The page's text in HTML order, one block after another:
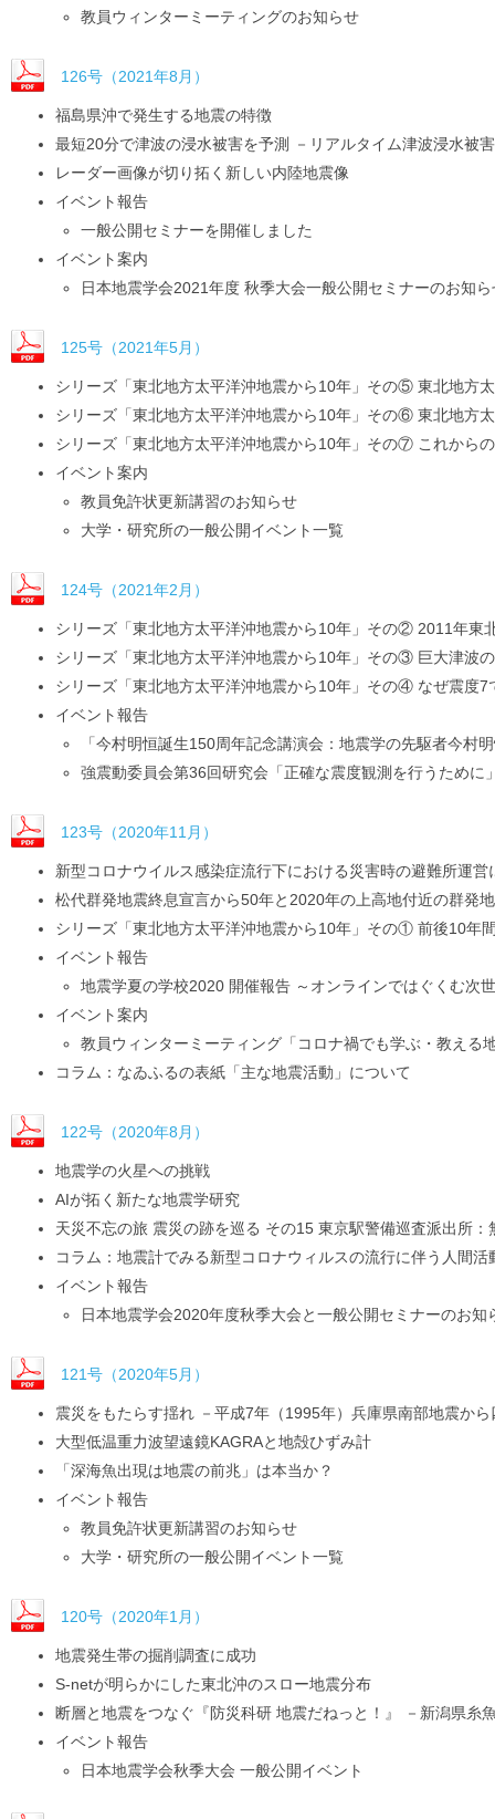
教員ウィンターミーティングのお知らせ
126号（2021年8月）
福島県沖で発生する地震の特徴
最短20分で津波の浸水被害を予測 －リアルタイム津波浸水被
レーダー画像が切り拓く新しい内陸地震像
イベント報告
一般公開セミナーを開催しました
イベント案内
日本地震学会2021年度 秋季大会一般公開セミナーのお知ら
125号（2021年5月）
シリーズ「東北地方太平洋沖地震から10年」その⑤ 東北地方
シリーズ「東北地方太平洋沖地震から10年」その⑥ 東北地方
シリーズ「東北地方太平洋沖地震から10年」その⑦ これから
イベント案内
教員免許状更新講習のお知らせ
大学・研究所の一般公開イベント一覧
124号（2021年2月）
シリーズ「東北地方太平洋沖地震から10年」その② 2011年東
シリーズ「東北地方太平洋沖地震から10年」その③ 巨大津波
シリーズ「東北地方太平洋沖地震から10年」その④ なぜ震度7
イベント報告
「今村明恒誕生150周年記念講演会：地震学の先駆者今村
強震動委員会第36回研究会「正確な震度観測を行うために
123号（2020年11月）
新型コロナウイルス感染症流行下における災害時の避難所運営
松代群発地震終息宣言から50年と2020年の上高地付近の群発
シリーズ「東北地方太平洋沖地震から10年」その① 前後10年
イベント報告
地震学夏の学校2020 開催報告 ～オンラインではぐくむ次
イベント案内
教員ウィンターミーティング「コロナ禍でも学ぶ・教える
コラム：なゐふるの表紙「主な地震活動」について
122号（2020年8月）
地震学の火星への挑戦
AIが拓く新たな地震学研究
天災不忘の旅 震災の跡を巡る その15 東京駅警備巡査派出所
コラム：地震計でみる新型コロナウィルスの流行に伴う人間活
イベント報告
日本地震学会2020年度秋季大会と一般公開セミナーのお知
121号（2020年5月）
震災をもたらす揺れ －平成7年（1995年）兵庫県南部地震か
大型低温重力波望遠鏡KAGRAと地殻ひずみ計
「深海魚出現は地震の前兆」は本当か？
イベント報告
教員免許状更新講習のお知らせ
大学・研究所の一般公開イベント一覧
120号（2020年1月）
地震発生帯の掘削調査に成功
S-netが明らかにした東北沖のスロー地震分布
断層と地震をつなぐ『防災科研 地震だねっと！』 －新潟県糸
イベント報告
日本地震学会秋季大会 一般公開イベント